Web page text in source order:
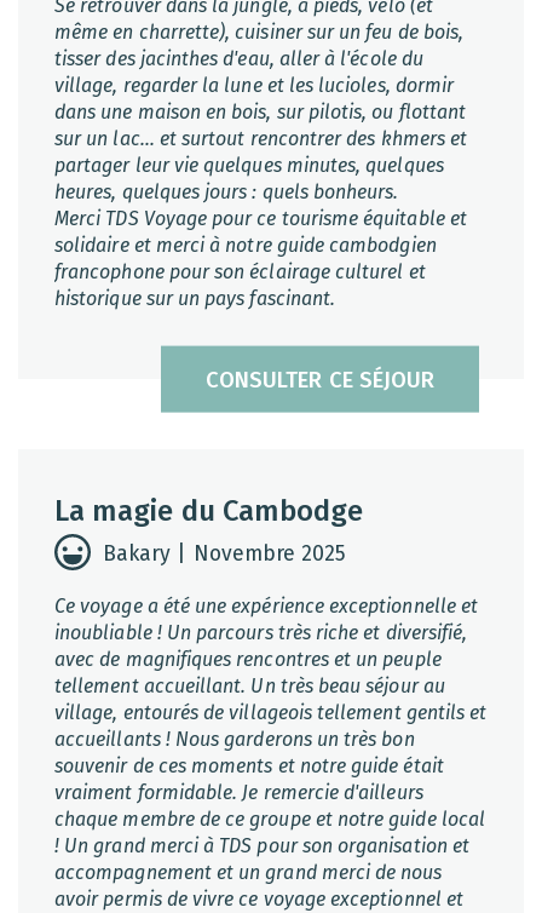
CONSULTER CE SÉJOUR
Se retrouver dans la jungle, à pieds, vélo (et
même en charrette), cuisiner sur un feu de bois,
tisser des jacinthes d'eau, aller à l'école du
village, regarder la lune et les lucioles, dormir
dans une maison en bois, sur pilotis, ou flottant
sur un lac... et surtout rencontrer des khmers et
partager leur vie quelques minutes, quelques
heures, quelques jours : quels bonheurs.
Merci TDS Voyage pour ce tourisme équitable et
solidaire et merci à notre guide cambodgien
francophone pour son éclairage culturel et
historique sur un pays fascinant.
La magie du Cambodge
Bakary | Novembre 2025
Ce voyage a été une expérience exceptionnelle et
inoubliable ! Un parcours très riche et diversifié,
avec de magnifiques rencontres et un peuple
tellement accueillant. Un très beau séjour au
village, entourés de villageois tellement gentils et
accueillants ! Nous garderons un très bon
souvenir de ces moments et notre guide était
vraiment formidable. Je remercie d'ailleurs
chaque membre de ce groupe et notre guide local
! Un grand merci à TDS pour son organisation et
accompagnement et un grand merci de nous
avoir permis de vivre ce voyage exceptionnel et